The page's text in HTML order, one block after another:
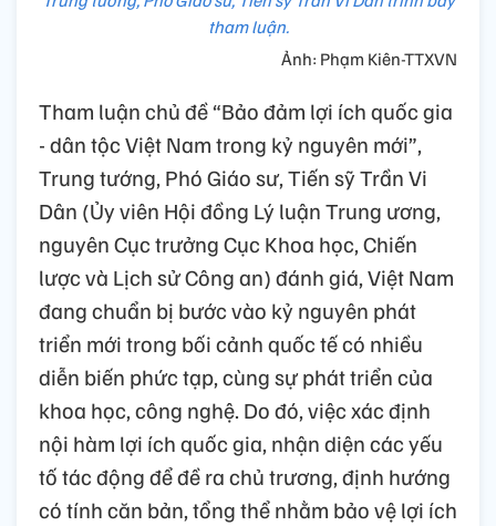
tham luận.
Ảnh: Phạm Kiên-TTXVN
Tham luận chủ đề “Bảo đảm lợi ích quốc gia
- dân tộc Việt Nam trong kỷ nguyên mới”,
Trung tướng, Phó Giáo sư, Tiến sỹ Trần Vi
Dân (Ủy viên Hội đồng Lý luận Trung ương,
nguyên Cục trưởng Cục Khoa học, Chiến
lược và Lịch sử Công an) đánh giá, Việt Nam
đang chuẩn bị bước vào kỷ nguyên phát
triển mới trong bối cảnh quốc tế có nhiều
diễn biến phức tạp, cùng sự phát triển của
khoa học, công nghệ. Do đó, việc xác định
nội hàm lợi ích quốc gia, nhận diện các yếu
tố tác động để đề ra chủ trương, định hướng
có tính căn bản, tổng thể nhằm bảo vệ lợi ích